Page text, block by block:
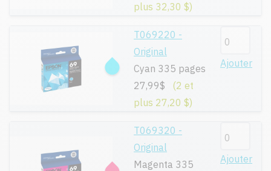
plus 32,30 $)
T069220 -
Original
Cyan 335 pages
27,99$
(2 et
plus 27,20 $)
Ajouter
T069320 -
Original
Magenta 335
Ajouter